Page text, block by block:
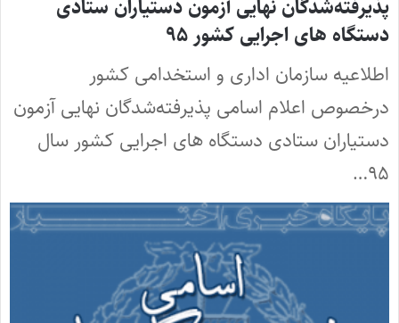
پذیرفته‌شدگان نهایی آزمون دستیاران ستادی
دستگاه های اجرایی کشور ۹۵
اطلاعیه سازمان اداری و استخدامی کشور
درخصوص اعلام اسامی پذیرفته‌شدگان نهایی آزمون
دستیاران ستادی دستگاه های اجرایی کشور سال
۹۵…